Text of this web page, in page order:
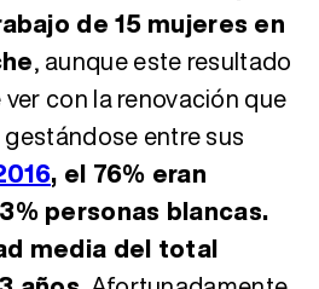
de 15 mujeres en
, aunque este resultado
con la renovación que
entre sus
, el 76% eran
personas blancas.
media del total